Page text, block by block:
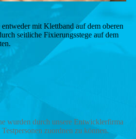
mit Klettband auf dem oberen
seitliche Fixierungsstege auf dem
wurden durch unsere Entwicklerfirma
zuordnen zu können.